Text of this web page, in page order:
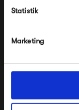
Statistik
Marketing
*Ved at tilmelde dig